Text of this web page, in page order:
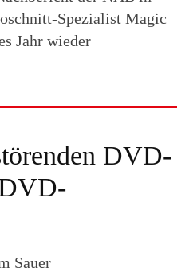
Spezialist Magic
Jahr wieder
DVD-
Sauer